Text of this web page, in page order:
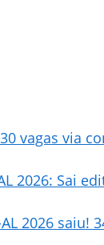
vagas via
2026: Sai
2026 saiu!